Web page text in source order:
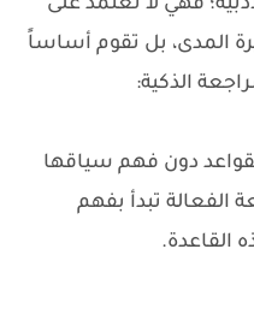
فهي لا تعتمد على
المدى، بل تقوم أساساً
الذكية:
دون فهم سياقها
الفعالة تبدأ بفهم
القاعدة.